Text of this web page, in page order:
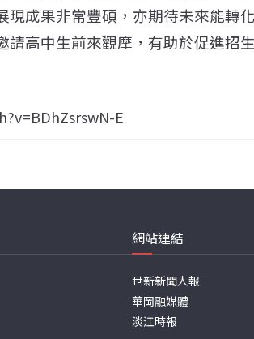
現成果非常豐碩，亦期待未來能轉
請高中生前來觀摩，有助於促進招
E
網站連結
世新新聞人報
華岡融媒體
淡江時報